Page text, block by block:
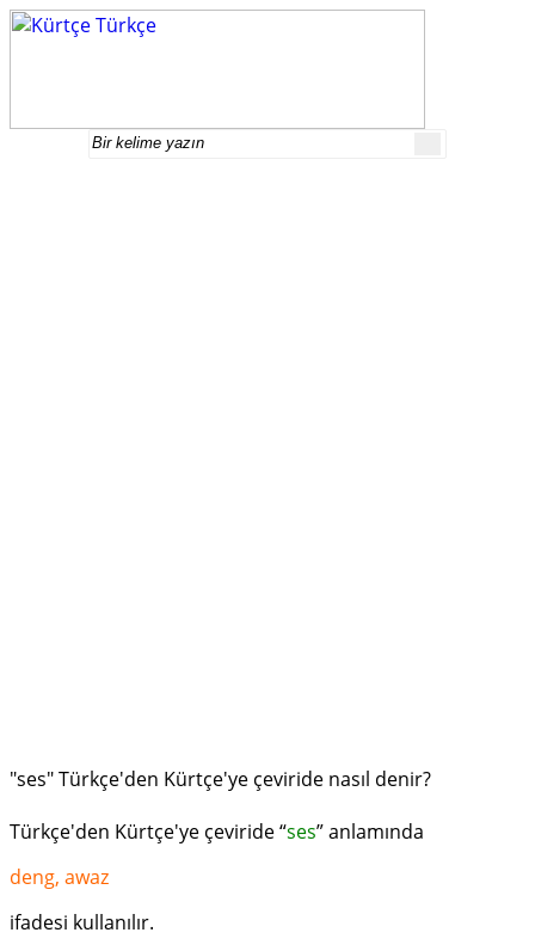
"ses" Türkçe'den Kürtçe'ye çeviride nasıl denir?
Türkçe'den Kürtçe'ye çeviride “ses” anlamında
deng, awaz
ifadesi kullanılır.